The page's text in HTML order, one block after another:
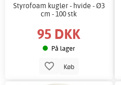
Styrofoam kugler - hvide - Ø3
cm - 100 stk
95 DKK
På lager
Køb